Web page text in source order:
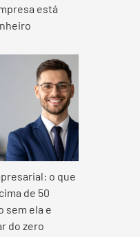
está
o que
de 50
sem ela e
do zero